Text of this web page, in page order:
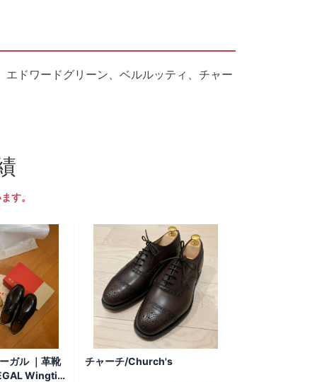
ドワードグリーン、ベルルッティ、チャー
す。
ガル ｜革靴
Wingtip
チャーチ/Church's